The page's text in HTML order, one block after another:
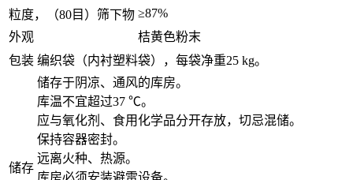
粒度，（80目）筛下物 ≥87%
外观
桔黄色粉末
包装 编织袋（内衬塑料袋），每袋净重25 kg。
储存
储存于阴凉、通风的库房。
库温不宜超过37 ℃。
应与氧化剂、食用化学品分开存放，切忌混储。
保持容器密封。
远离火种、热源。
库房必须安装避雷设备。